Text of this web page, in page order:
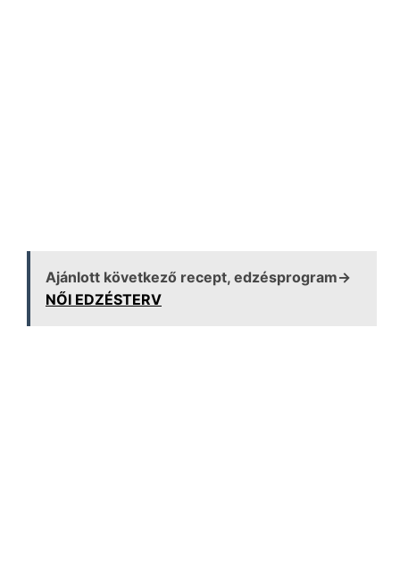
Ajánlott következő recept, edzésprogram→
NŐI EDZÉSTERV